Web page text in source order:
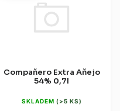
Compaňero Extra Aňejo
54% 0,7l
SKLADEM (>5 KS)